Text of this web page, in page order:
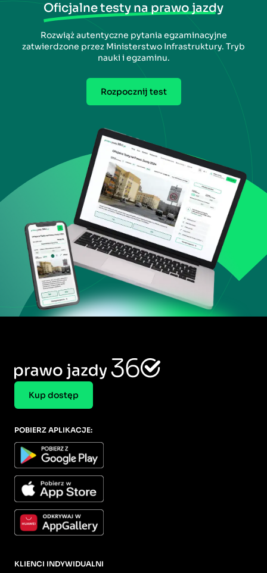
Oficjalne testy na prawo jazdy
Rozwiąż autentyczne pytania egzaminacyjne
zatwierdzone przez Ministerstwo Infrastruktury. Tryb
nauki i egzaminu.
Rozpocznij test
Kup dostęp
KLIENCI INDYWIDUALNI
POBIERZ APLIKACJE: